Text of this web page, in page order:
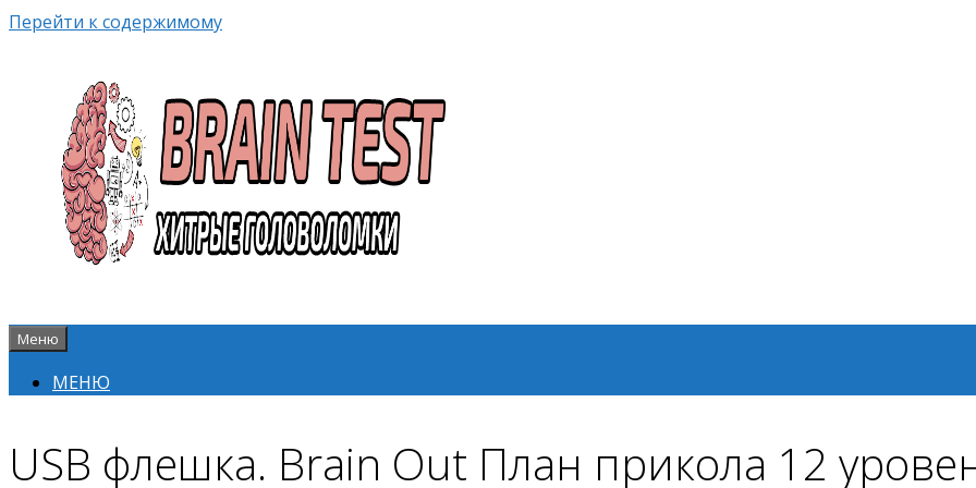
Перейти к содержимому
Меню
МЕНЮ
USB флешка. Brain Out План прикола 12